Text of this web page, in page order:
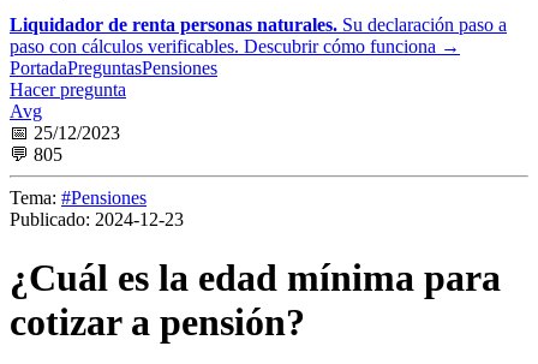
Liquidador de renta personas naturales. Su declaración paso a
paso con cálculos verificables. Descubrir cómo funciona →
PortadaPreguntasPensiones
Hacer pregunta
Avg
📅 25/12/2023
💬 805
Tema: #Pensiones
Publicado: 2024-12-23
¿Cuál es la edad mínima para
cotizar a pensión?